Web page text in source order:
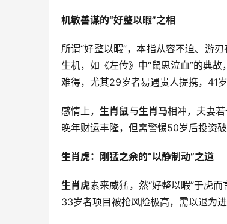
机敏善谋的“好整以暇”之相
所谓“好整以暇”，本指从容不迫、游
生机，如《左传》中“鼠思泣血”的典
难得，尤其29岁者易遇贵人提携，41
感情上，生肖鼠与生肖马相冲，夫妻
晚年财运丰隆，但需警惕50岁后投资
生肖虎：刚猛之余的“以静制动”之道
生肖虎素来威猛，然“好整以暇”于虎
33岁者项目被抢风险极高，需以退为进